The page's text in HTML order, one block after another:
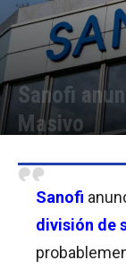
Sanofi
Masivo
Sanofi
división de